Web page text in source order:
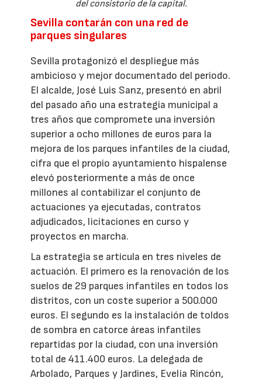
del consistorio de la capital.
Sevilla contarán con una red de
parques singulares
Sevilla protagonizó el despliegue más
ambicioso y mejor documentado del periodo.
El alcalde, José Luis Sanz, presentó en abril
del pasado año una estrategia municipal a
tres años que compromete una inversión
superior a ocho millones de euros para la
mejora de los parques infantiles de la ciudad,
cifra que el propio ayuntamiento hispalense
elevó posteriormente a más de once
millones al contabilizar el conjunto de
actuaciones ya ejecutadas, contratos
adjudicados, licitaciones en curso y
proyectos en marcha.
La estrategia se articula en tres niveles de
actuación. El primero es la renovación de los
suelos de 29 parques infantiles en todos los
distritos, con un coste superior a 500.000
euros. El segundo es la instalación de toldos
de sombra en catorce áreas infantiles
repartidas por la ciudad, con una inversión
total de 411.400 euros. La delegada de
Arbolado, Parques y Jardines, Evelia Rincón,